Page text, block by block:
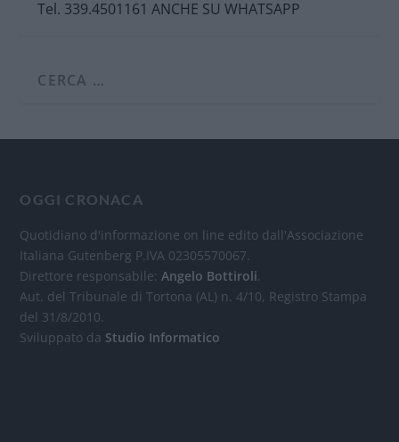
Tel. 339.4501161 ANCHE SU WHATSAPP
OGGI CRONACA
Quotidiano d'informazione on line edito dall'Associazione
Italiana Gutenberg P.IVA 02305570067.
Direttore responsabile:Angelo Bottiroli.
Aut. del Tribunale di Tortona (AL) n. 4/10, Registro Stampa
del 31/8/2010.
Sviluppato da Studio Informatico